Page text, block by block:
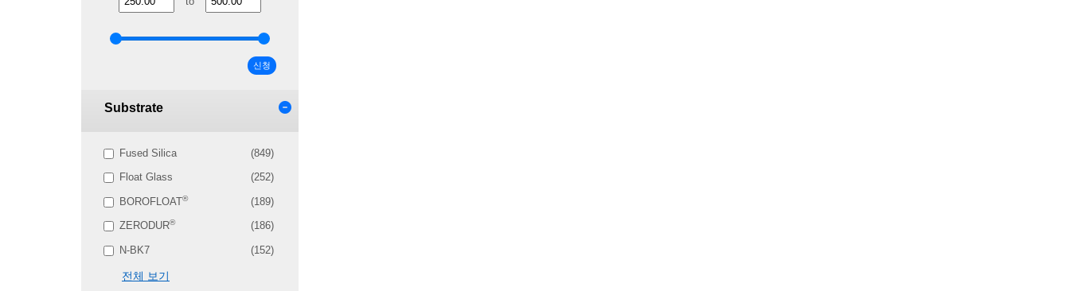
신청
Substrate
Fused Silica (849)
Float Glass (252)
BOROFLOAT® (189)
ZERODUR® (186)
N-BK7 (152)
전체 보기